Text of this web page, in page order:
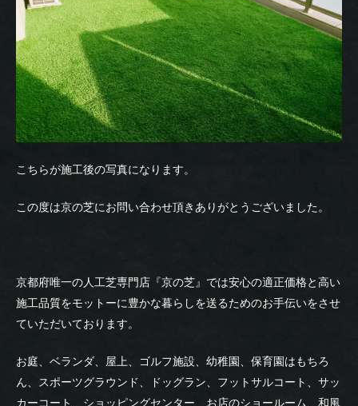
こちらが施工後の写真になります。
この度は京の芝にお問い合わせ頂きありがとうございました。
京都府唯一の人工芝専門店『京の芝』では安心の適正価格と高い
施工品質をモットーに豊かな暮らしを送るためのお手伝いをさせ
ていただいております。
お庭、ベランダ、屋上、ゴルフ施設、幼稚園、保育園はもちろ
ん、スポーツグラウンド、ドッグラン、フットサルコート、サッ
カーコート、ショッピングセンター、お店のショールーム、和風